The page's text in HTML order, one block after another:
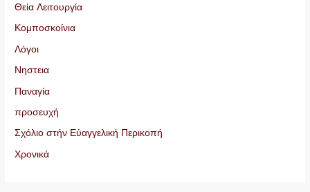
Θεία Λειτουργία
Κομποσκοίνια
Λόγοι
Νηστεια
Παναγία
προσευχή
Σχόλιο στήν Εὐαγγελική Περικοπή
Χρονικά